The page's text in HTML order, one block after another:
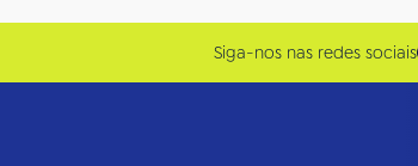
Siga-nos nas redes sociais